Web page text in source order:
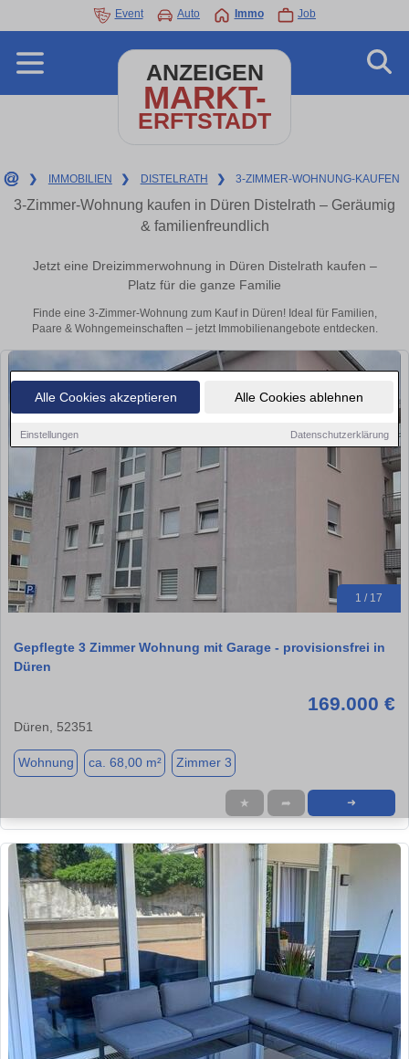
Alle Cookies akzeptieren Alle Cookies ablehnen
Einstellungen Datenschutzerklärung
Event Auto Immo Job
ANZEIGEN
MARKT-
ERFTSTADT
❯ IMMOBILIEN ❯ DISTELRATH ❯ 3-ZIMMER-WOHNUNG-KAUFEN
3-Zimmer-Wohnung kaufen in Düren Distelrath – Geräumig
& familienfreundlich
Jetzt eine Dreizimmerwohnung in Düren Distelrath kaufen –
Platz für die ganze Familie
Finde eine 3-Zimmer-Wohnung zum Kauf in Düren! Ideal für Familien,
Paare & Wohngemeinschaften – jetzt Immobilienangebote entdecken.
1 / 17
Gepflegte 3 Zimmer Wohnung mit Garage - provisionsfrei in
Düren
169.000 €
Düren, 52351
Wohnung ca. 68,00 m² Zimmer 3
★ ➦ ➜